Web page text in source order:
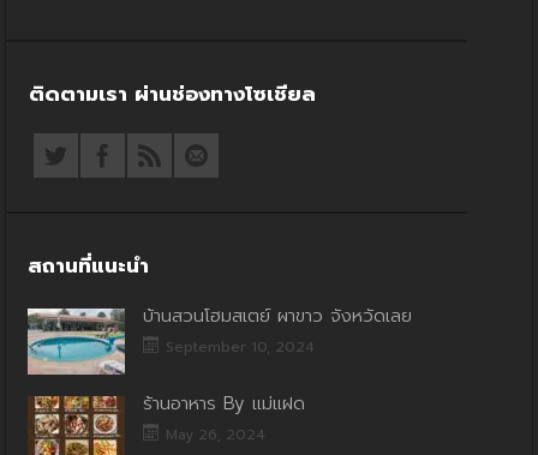
ติดตามเรา ผ่านช่องทางโซเชียล
สถานที่แนะนำ
บ้านสวนโฮมสเตย์ ผาขาว จังหวัดเลย
September 10, 2024
ร้านอาหาร By แม่แฝด
May 26, 2024